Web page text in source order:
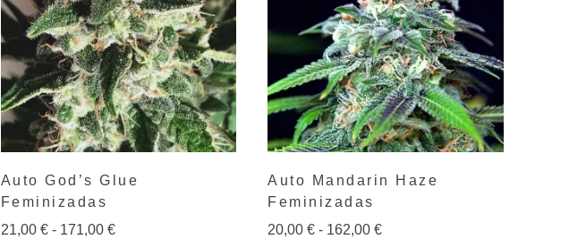
Auto God’s Glue
Feminizadas
21,00 € - 171,00 €
Auto Mandarin Haze
Feminizadas
20,00€ - 162,00€